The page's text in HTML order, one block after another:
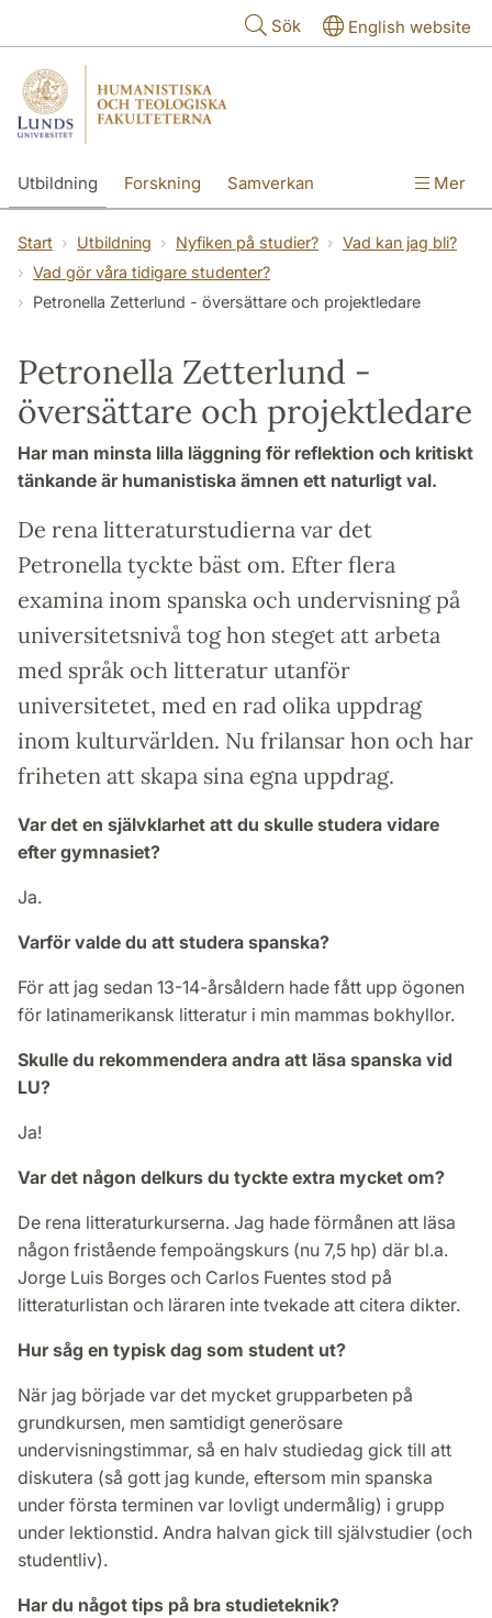
Sök English website
Utbildning Forskning Samverkan Mer
Start Utbildning Nyfiken på studier?
Vad kan jag bli?
Vad gör våra tidigare studenter?
Petronella Zetterlund - översättare och projektledare
Petronella Zetterlund -
översättare och projektledare
Har man minsta lilla läggning för reflektion och kritiskt
tänkande är humanistiska ämnen ett naturligt val.
De rena litteraturstudierna var det
Petronella tyckte bäst om. Efter flera
examina inom spanska och undervisning på
universitetsnivå tog hon steget att arbeta
med språk och litteratur utanför
universitetet, med en rad olika uppdrag
inom kulturvärlden. Nu frilansar hon och har
friheten att skapa sina egna uppdrag.
Var det en självklarhet att du skulle studera vidare
efter gymnasiet?
Ja.
Varför valde du att studera spanska?
För att jag sedan 13-14-årsåldern hade fått upp ögonen
för latinamerikansk litteratur i min mammas bokhyllor.
Skulle du rekommendera andra att läsa spanska vid
LU?
Ja!
Var det någon delkurs du tyckte extra mycket om?
De rena litteraturkurserna. Jag hade förmånen att läsa
någon fristående fempoängskurs (nu 7,5 hp) där bl.a.
Jorge Luis Borges och Carlos Fuentes stod på
litteraturlistan och läraren inte tvekade att citera dikter.
Hur såg en typisk dag som student ut?
När jag började var det mycket grupparbeten på
grundkursen, men samtidigt generösare
undervisningstimmar, så en halv studiedag gick till att
diskutera (så gott jag kunde, eftersom min spanska
under första terminen var lovligt undermålig) i grupp
under lektionstid. Andra halvan gick till självstudier (och
studentliv).
Har du något tips på bra studieteknik?